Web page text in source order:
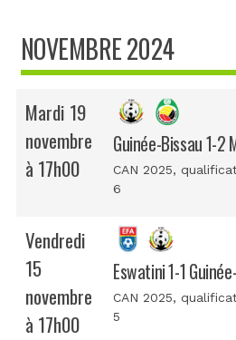
NOVEMBRE 2024
Mardi 19
novembre
à 17h00
Guinée-Bissau 1-2
CAN 2025,
6
Vendredi
15
novembre
à 17h00
Eswatini 1-1
CAN 2025,
5